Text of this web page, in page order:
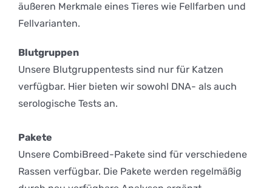
äußeren Merkmale eines Tieres wie Fellfarben und
Fellvarianten.
Blutgruppen
Unsere Blutgruppentests sind nur für Katzen
verfügbar. Hier bieten wir sowohl DNA- als auch
serologische Tests an.
Pakete
Unsere CombiBreed-Pakete sind für verschiedene
Rassen verfügbar. Die Pakete werden regelmäßig